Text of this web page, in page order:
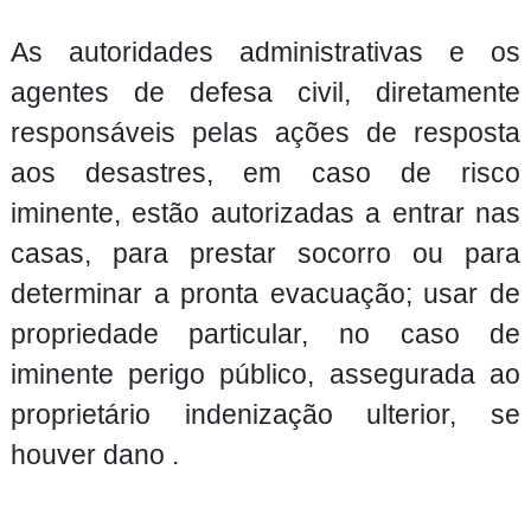
As autoridades administrativas e os
agentes de defesa civil, diretamente
responsáveis pelas ações de resposta
aos desastres, em caso de risco
iminente, estão autorizadas a entrar nas
casas, para prestar socorro ou para
determinar a pronta evacuação; usar de
propriedade particular, no caso de
iminente perigo público, assegurada ao
proprietário indenização ulterior, se
houver dano .